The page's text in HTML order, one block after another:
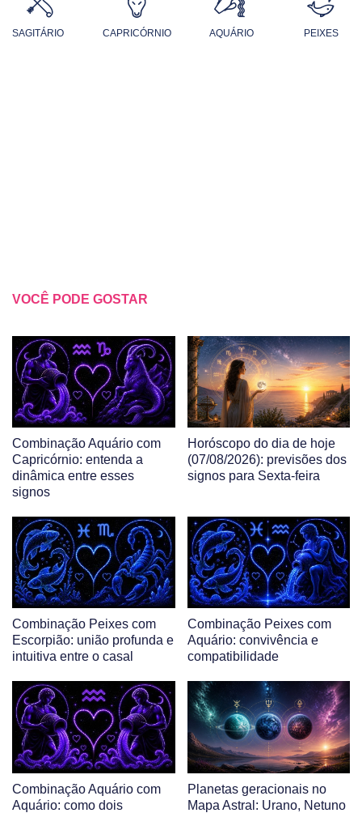
SAGITÁRIO CAPRICÓRNIO AQUÁRIO PEIXES
VOCÊ PODE GOSTAR
Combinação Aquário com
Capricórnio: entenda a
dinâmica entre esses
signos
Horóscopo do dia de hoje
(07/08/2026): previsões dos
signos para Sexta-feira
Combinação Peixes com
Escorpião: união profunda e
intuitiva entre o casal
Combinação Peixes com
Aquário: convivência e
compatibilidade
Combinação Aquário com
Aquário: como dois
Planetas geracionais no
Mapa Astral: Urano, Netuno